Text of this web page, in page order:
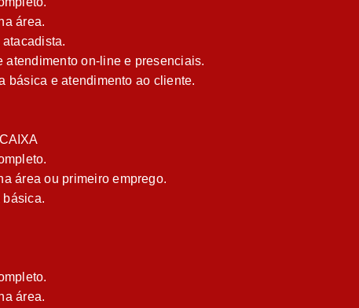
área.
atendimento on-line e presenciais.
básica e atendimento ao cliente.
área ou primeiro emprego.
básica.
área.